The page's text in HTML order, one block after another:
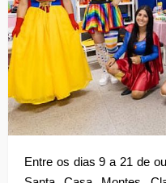
Entre os dias 9 a 21 de